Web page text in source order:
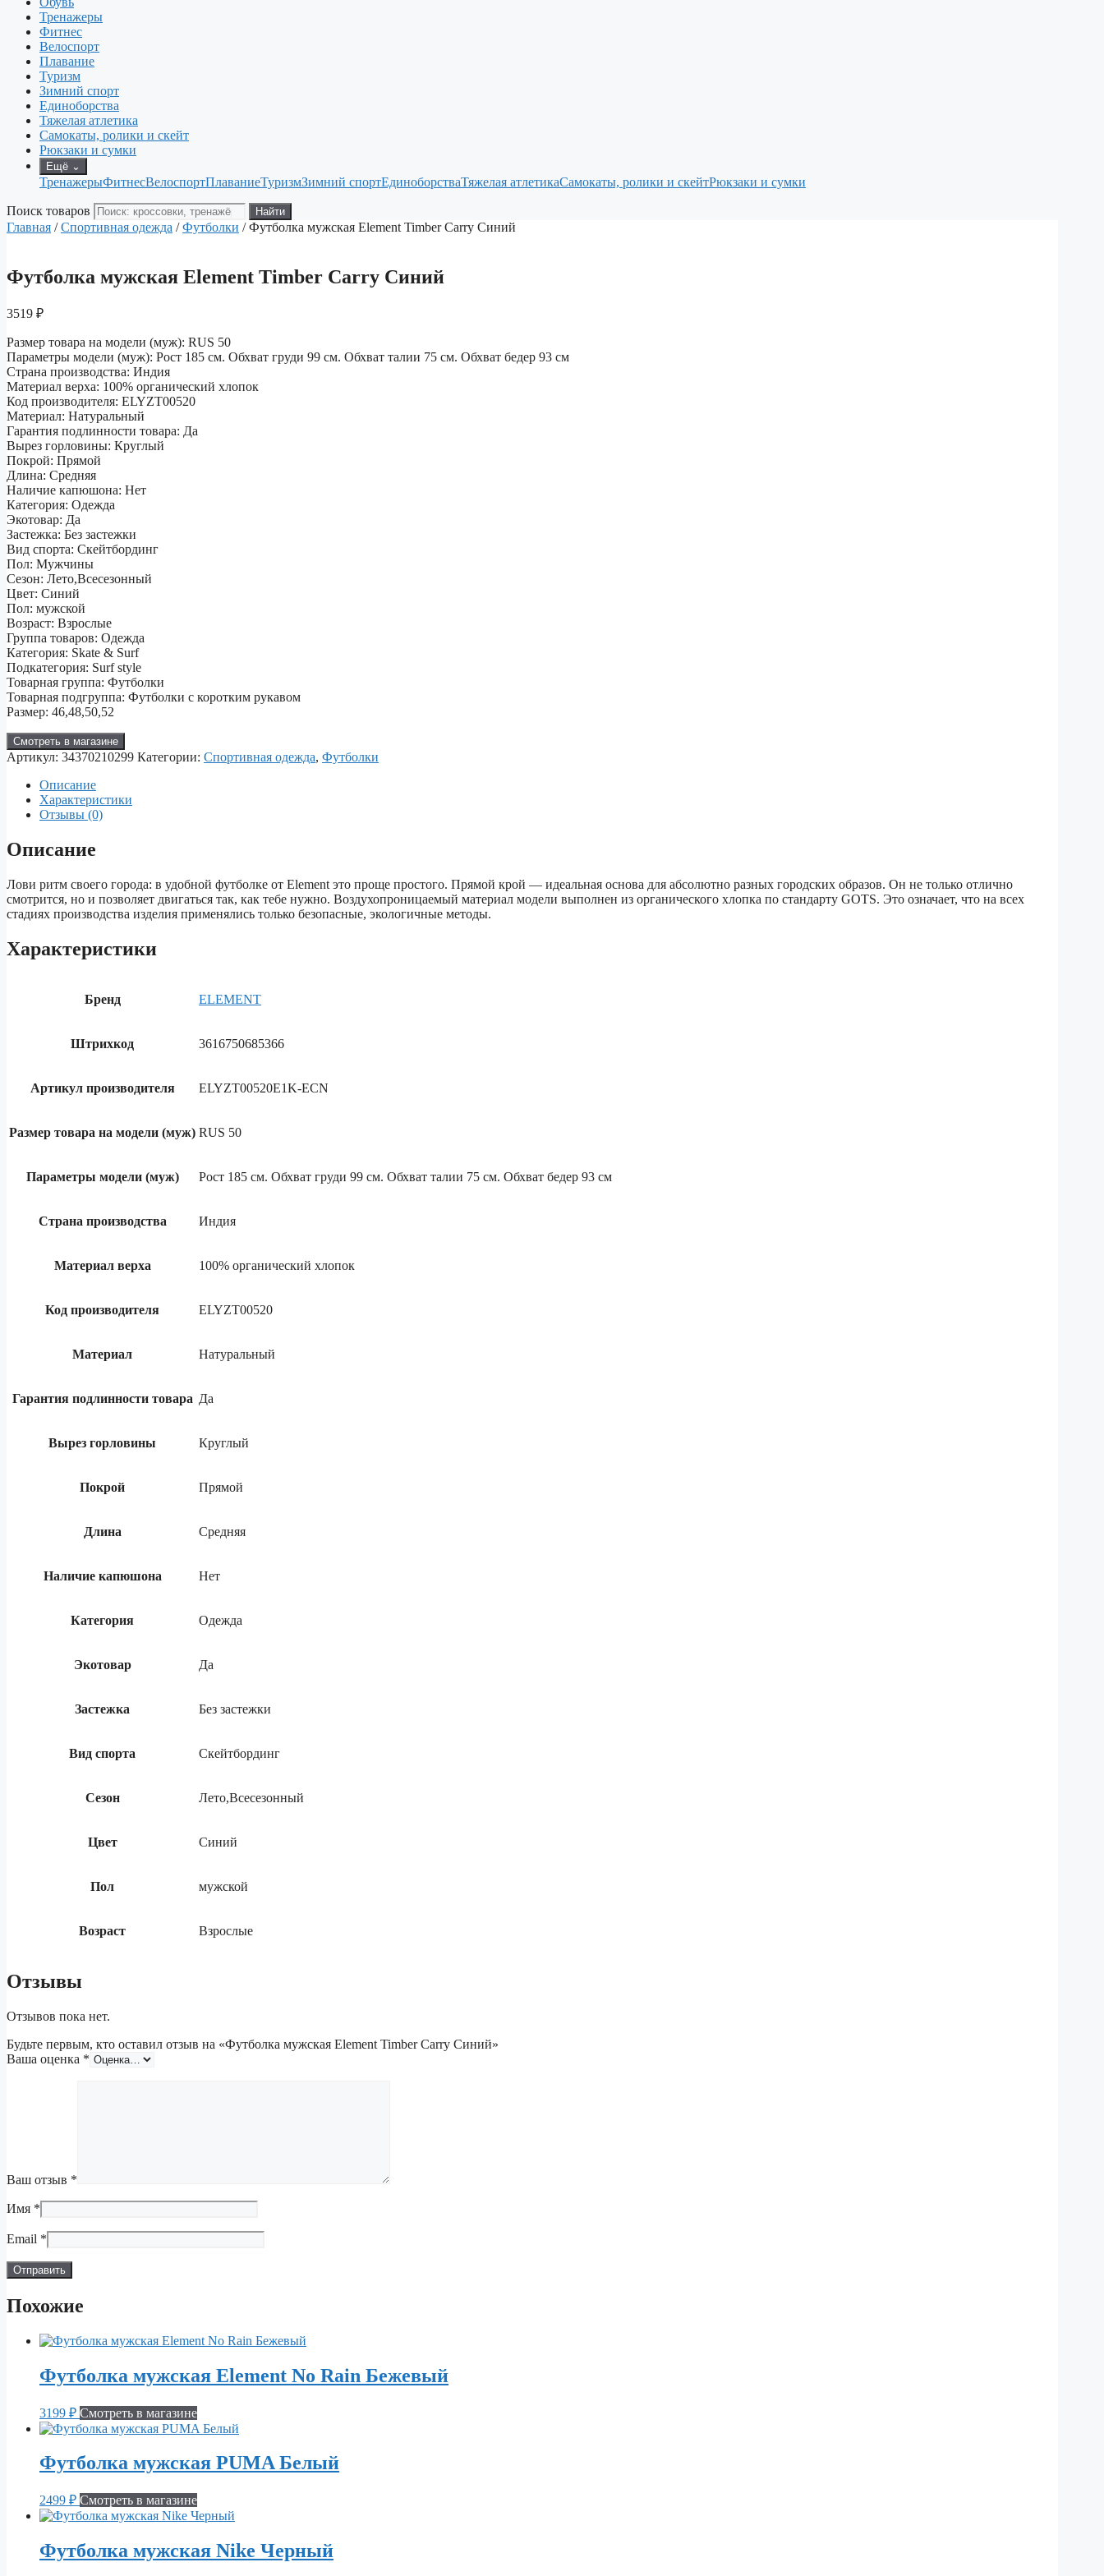
Тренажеры
Фитнес
Велоспорт
Плавание
Туризм
Зимний спорт
Единоборства
Тяжелая атлетика
Самокаты, ролики и скейт
Рюкзаки и сумки
Ещё ⌄
ТренажерыФитнесВелоспортПлаваниеТуризмЗимний спортЕдиноборстваТяжелая атлетикаСамокаты, ролики и скейтРюкзаки и сумки
Поиск товаров Найти
Главная /Спортивная одежда /Футболки / Футболка мужская Element Timber Carry Синий
Футболка мужская Element Timber Carry Синий
3519 ₽
Размер товара на модели (муж): RUS 50
Параметры модели (муж): Рост 185 см. Обхват груди 99 см. Обхват талии 75 см. Обхват бедер 93 см
Страна производства: Индия
Материал верха: 100% органический хлопок
Код производителя: ELYZT00520
Материал: Натуральный
Гарантия подлинности товара: Да
Вырез горловины: Круглый
Покрой: Прямой
Длина: Средняя
Наличие капюшона: Нет
Категория: Одежда
Экотовар: Да
Застежка: Без застежки
Вид спорта: Скейтбординг
Пол: Мужчины
Сезон: Лето,Всесезонный
Цвет: Синий
Пол: мужской
Возраст: Взрослые
Группа товаров: Одежда
Категория: Skate & Surf
Подкатегория: Surf style
Товарная группа: Футболки
Товарная подгруппа: Футболки с коротким рукавом
Размер: 46,48,50,52
Смотреть в магазине
Артикул: 34370210299 Категории: Спортивная одежда, Футболки
Описание
Характеристики
Отзывы (0)
Описание
Лови ритм своего города: в удобной футболке от Element это проще простого. Прямой крой — идеальная основа для абсолютно разных городских образов. Он не только отлично
смотрится, но и позволяет двигаться так, как тебе нужно. Воздухопроницаемый материал модели выполнен из органического хлопка по стандарту GOTS. Это означает, что на всех
стадиях производства изделия применялись только безопасные, экологичные методы.
Характеристики
Бренд ELEMENT
Штрихкод 3616750685366
Артикул производителя ELYZT00520E1K-ECN
Размер товара на модели (муж) RUS 50
Параметры модели (муж) Рост 185 см. Обхват груди 99 см. Обхват талии 75 см. Обхват бедер 93 см
Страна производства Индия
Материал верха 100% органический хлопок
Код производителя ELYZT00520
Материал Натуральный
Гарантия подлинности товара Да
Вырез горловины Круглый
Покрой Прямой
Длина Средняя
Наличие капюшона Нет
Категория Одежда
Экотовар Да
Застежка Без застежки
Вид спорта Скейтбординг
Сезон Лето,Всесезонный
Цвет Синий
Пол мужской
Возраст Взрослые
Отзывы
Отзывов пока нет.
Будьте первым, кто оставил отзыв на «Футболка мужская Element Timber Carry Синий»
Ваша оценка *
Ваш отзыв *
Имя *
Email *
Похожие
Футболка мужская Element No Rain Бежевый
3199 ₽ Смотреть в магазине
Футболка мужская PUMA Белый
2499 ₽ Смотреть в магазине
Футболка мужская Nike Черный